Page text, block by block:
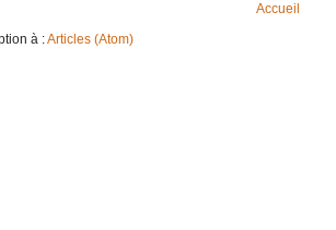
Accueil
à :Articles (Atom)